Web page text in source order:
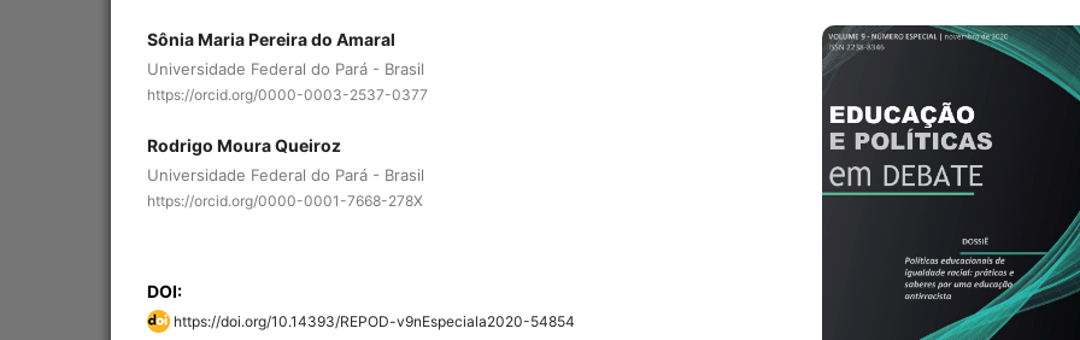
Sônia Maria Pereira do Amaral
Universidade Federal do Pará - Brasil
https://orcid.org/0000-0003-2537-0377
Rodrigo Moura Queiroz
Universidade Federal do Pará - Brasil
https://orcid.org/0000-0001-7668-278X
DOI:
https://doi.org/10.14393/REPOD-v9nEspeciala2020-54854